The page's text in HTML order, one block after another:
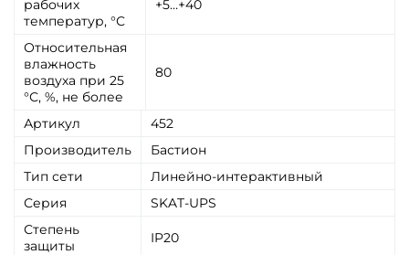
рабочих
температур, °С
+5…+40
Относительная
влажность
воздуха при 25
°С, %, не более
80
Артикул
452
Производитель
Бастион
Тип сети
Линейно-интерактивный
Серия
SKAT-UPS
Степень
защиты
IP20